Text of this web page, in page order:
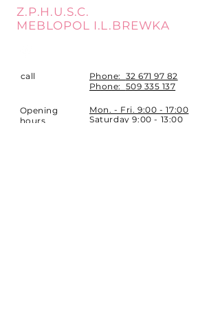
Z.P.H.U.S.C.
MEBLOPOL I.L.BREWKA
call Phone: 32 671 97 82
Phone: 509 335 137
Opening
hours
Mon. - Fri. 9:00 - 17:00
Saturday 9:00 - 13:00